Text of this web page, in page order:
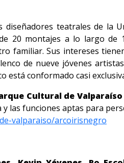
teatrales de la
20 montajes a lo largo de
familiar. Sus intereses
de nueve jóvenes
conformado casi
Cultural de Valparaíso
las funciones aptas para
valparaiso/arcoirisnegro